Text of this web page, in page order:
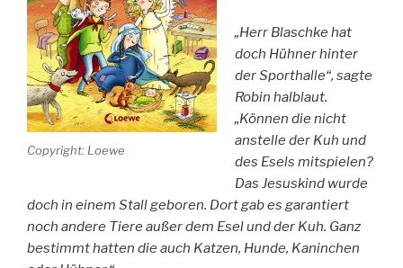
Copyright: Loewe
„Herr Blaschke hat
doch Hühner hinter
der Sporthalle“, sagte
Robin halblaut.
„Können die nicht
anstelle der Kuh und
des Esels mitspielen?
Das Jesuskind wurde
doch in einem Stall geboren. Dort gab es garantiert
noch andere Tiere außer dem Esel und der Kuh. Ganz
bestimmt hatten die auch Katzen, Hunde, Kaninchen